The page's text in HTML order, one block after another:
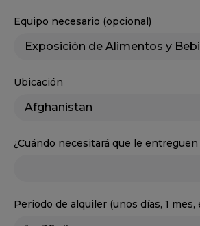
Equipo necesario (opcional)
Ubicación
¿Cuándo necesitará que le
Periodo de alquiler (unos días, 1 mes,